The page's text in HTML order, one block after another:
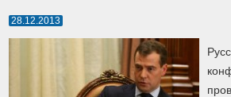
Уплотнитель для деревянных
Артикул:УК-10.4
28.12.2013